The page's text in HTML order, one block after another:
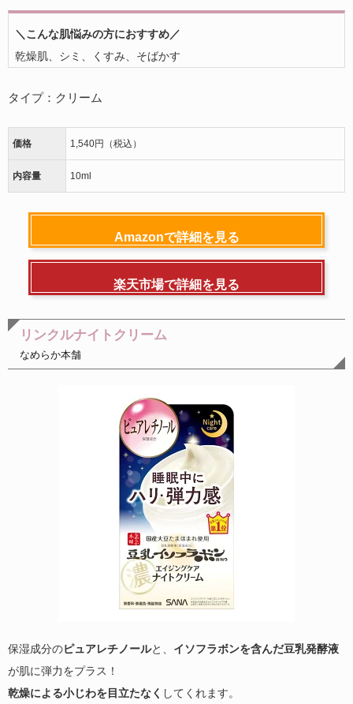
＼こんな肌悩みの方におすすめ／
乾燥肌、シミ、くすみ、そばかす
タイプ：クリーム
価格 1,540円（税込）
内容量 10ml
Amazonで詳細を見る
楽天市場で詳細を見る
リンクルナイトクリーム
なめらか本舗
保湿成分のピュアレチノールと、 イソフラボンを含んだ豆乳発酵液
が肌に弾力をプラス！
乾燥による小じわを目立たなく してくれます。